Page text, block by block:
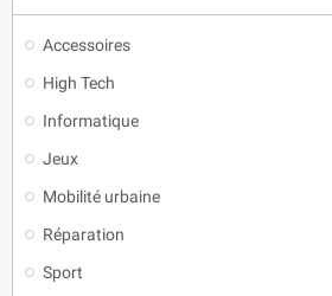
Accessoires
High Tech
Informatique
Jeux
Mobilité urbaine
Réparation
Sport